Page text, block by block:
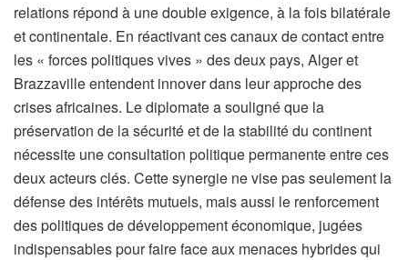
relations répond à une double exigence, à la fois bilatérale
et continentale. En réactivant ces canaux de contact entre
les « forces politiques vives » des deux pays, Alger et
Brazzaville entendent innover dans leur approche des
crises africaines. Le diplomate a souligné que la
préservation de la sécurité et de la stabilité du continent
nécessite une consultation politique permanente entre ces
deux acteurs clés. Cette synergie ne vise pas seulement la
défense des intérêts mutuels, mais aussi le renforcement
des politiques de développement économique, jugées
indispensables pour faire face aux menaces hybrides qui